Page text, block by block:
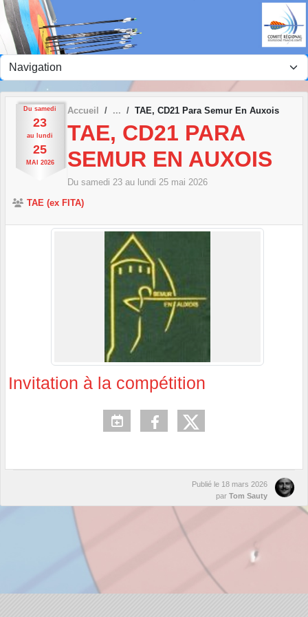
Du samedi
23
au lundi
25
MAI 2026
Accueil TAE, CD21 Para Semur En Auxois
TAE, CD21 PARA
SEMUR EN AUXOIS
Du samedi 23 au lundi 25 mai 2026
TAE (ex FITA)
Invitation à la compétition
Publié le 18 mars 2026
par Tom Sauty
Panneau de gestion des cookies